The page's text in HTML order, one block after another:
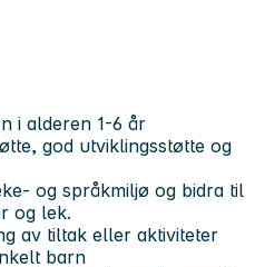
i alderen 1-6 år
god utviklingsstøtte og
og språkmiljø og bidra til
og lek.
av tiltak eller aktiviteter
barn